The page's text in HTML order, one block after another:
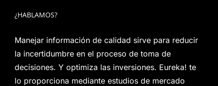
¿HABLAMOS?
Manejar información de calidad sirve para reducir
la incertidumbre en el proceso de toma de
decisiones. Y optimiza las inversiones. Eureka! te
lo proporciona mediante estudios de mercado